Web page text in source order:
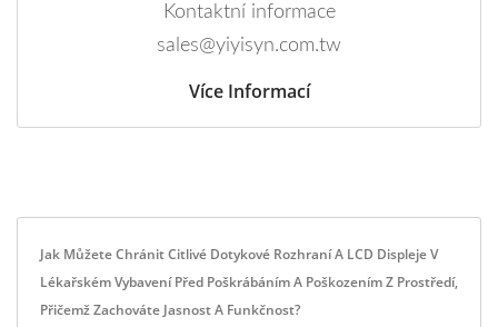
Kontaktní informace
sales@yiyisyn.com.tw
Více Informací
Jak Můžete Chránit Citlivé Dotykové Rozhraní A LCD Displeje V
Lékařském Vybavení Před Poškrábáním A Poškozením Z Prostředí,
Přičemž Zachováte Jasnost A Funkčnost?